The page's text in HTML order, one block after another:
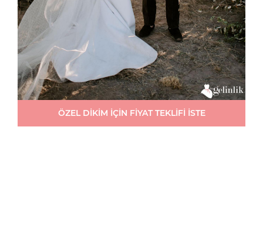
ÖZEL DİKİM İÇİN FİYAT TEKLİFİ İSTE